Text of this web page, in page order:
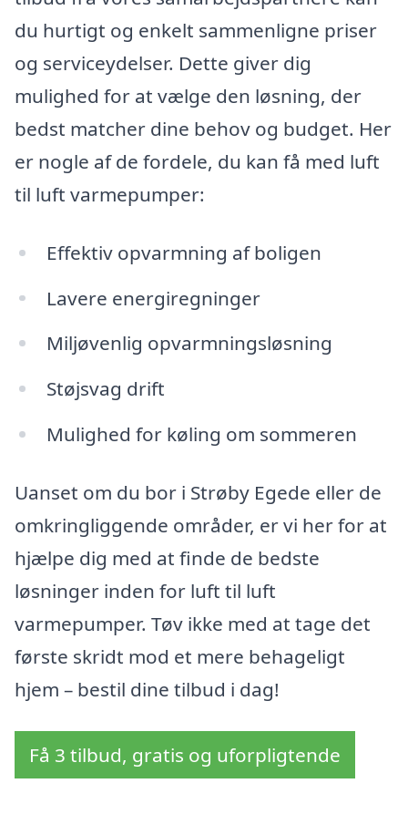
du hurtigt og enkelt sammenligne priser
og serviceydelser. Dette giver dig
mulighed for at vælge den løsning, der
bedst matcher dine behov og budget. Her
er nogle af de fordele, du kan få med luft
til luft varmepumper:
Effektiv opvarmning af boligen
Lavere energiregninger
Miljøvenlig opvarmningsløsning
Støjsvag drift
Mulighed for køling om sommeren
Uanset om du bor i Strøby Egede eller de
omkringliggende områder, er vi her for at
hjælpe dig med at finde de bedste
løsninger inden for luft til luft
varmepumper. Tøv ikke med at tage det
første skridt mod et mere behageligt
hjem – bestil dine tilbud i dag!
Få 3 tilbud, gratis og uforpligtende